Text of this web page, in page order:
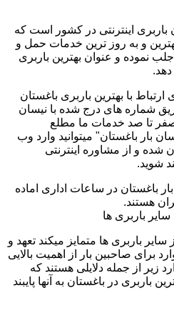
باربری اینترنتی در کشور است که
و به روز ترین خدمات حمل و
نموده و عنوان بهترین باربری
ارتباط با بهترین باربری باغستان
شماره های درج شده با نیسان
صفر تا صد خدمات ما مطلع
بار باغستان" میتوانید وارد وب
و از مشاوره اینترنتی
شوید.
باغستان در ساعات اداری اماده
هستند.
سایر باربری ها
سایر باربری ها متمایز میکند تعهد و
صاحبین بار از اهمیت بالایی
زیر از جمله دلایلی هستند که
باربری در باغستان به آنها پایبند